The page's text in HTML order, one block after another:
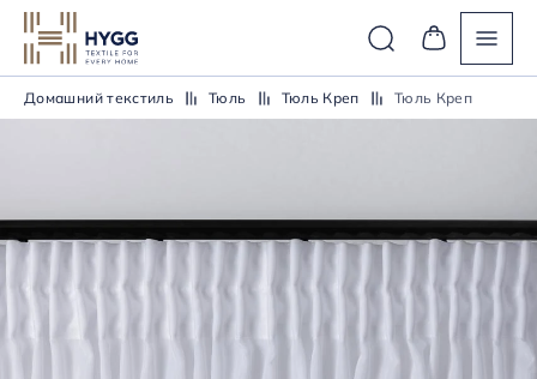
Домашний текстиль Тюль Тюль Креп Тюль Креп